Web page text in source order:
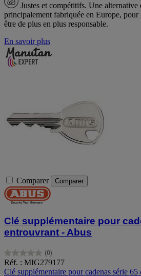
Justes et compétitifs. Une alternative
principalement fabriquée en Europe, pour
être de plus en plus responsable.
En savoir plus
Comparer Comparer
Clé supplémentaire pour
entrouvrant - Abus
(0)
0.0
sur
Réf. : MIG279177
Clé supplémentaire pour cadenas série